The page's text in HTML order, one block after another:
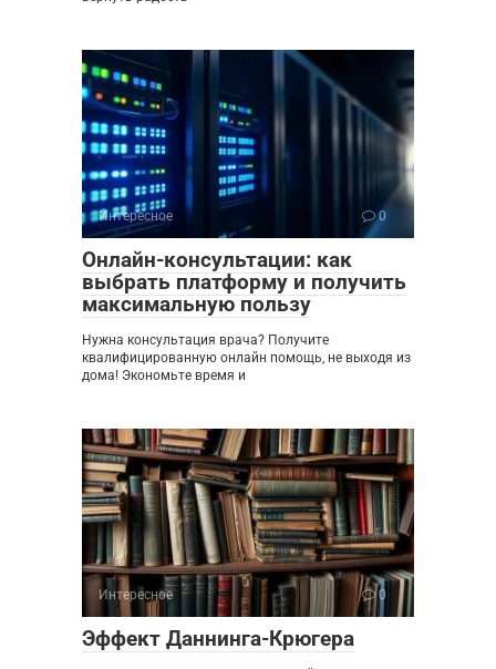
Интересное 0
Онлайн-консультации: как
выбрать платформу и получить
максимальную пользу
Нужна консультация врача? Получите
квалифицированную онлайн помощь, не выходя из
дома! Экономьте время и
Интересное 0
Эффект Даннинга-Крюгера